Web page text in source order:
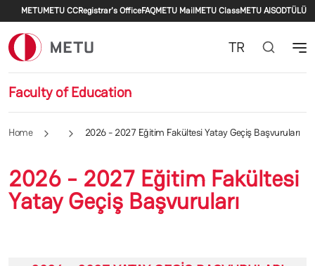
Skip to main content
Secondary menu
METUMETU CCRegistrar's OfficeFAQMETU MailMETU ClassMETU AlSODTÜLÜ
Faculty of Education
TR
Home 2026 - 2027 Eğitim Fakültesi Yatay Geçiş Başvuruları
2026 - 2027 Eğitim Fakültesi
Yatay Geçiş Başvuruları